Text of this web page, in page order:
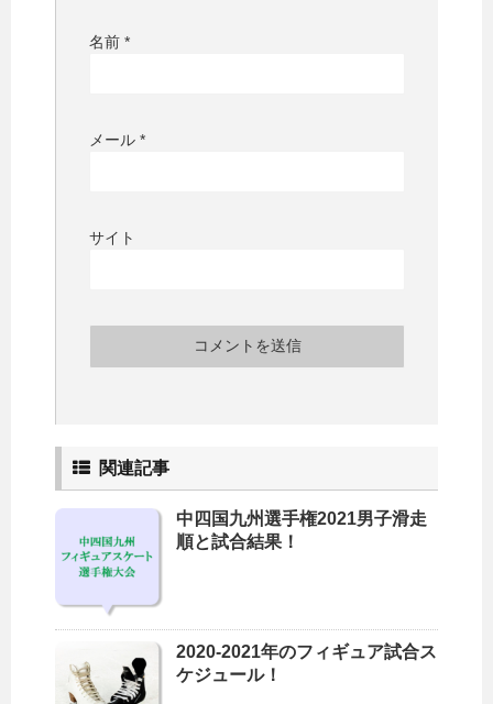
名前 *
メール *
サイト
関連記事
中四国九州選手権2021男子滑走
順と試合結果！
2020-2021年のフィギュア試合ス
ケジュール！